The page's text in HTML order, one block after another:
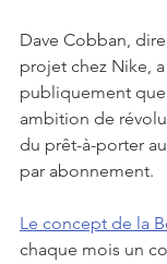
Dave Cobban,
projet chez Nike,
publiquement
ambition de
du prêt-à-porter
par abonnement.
Le concept de la
chaque mois un